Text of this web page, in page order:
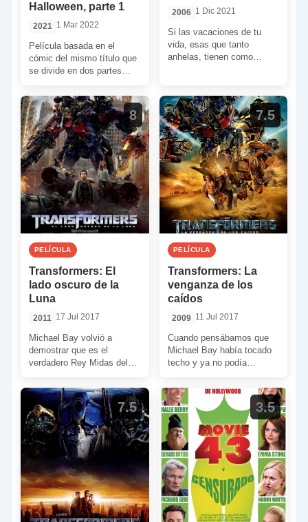
Halloween, parte 1
2021 1 Mar 2022
Película basada en el
cómic del mismo título que
se divide en dos partes
de […]
2006 1 Dic 2021
Si las vacaciones de tu
vida, esas que tanto
anhelas, tienen como
8
PELÍCULA
Transformers: El
lado oscuro de la
Luna
2011 17 Jul 2017
Michael Bay volvió a
demostrar que es el
verdadero Rey Midas del
esta vez supo subsanar
con […]
7.5
PELÍCULA
Transformers: La
venganza de los
caídos
2009 11 Jul 2017
Cuando pensábamos que
Michael Bay había tocado
techo y ya no podía
superior al exhibido en la
[…]
7.5 3.5